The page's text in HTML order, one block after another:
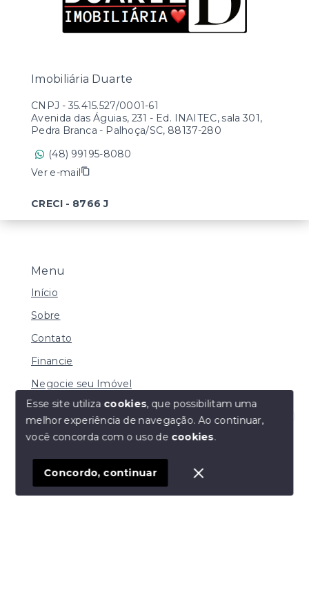
Olá! Estamos disponíveis para te ajudar.
Menu
Início
Sobre
Contato
Financie
Negocie seu Imóvel
© Copyright 2026 - Imobiliária Duarte - Todos os
SITE PARA IMOBILIARIA
Imobiliária Duarte
CNPJ - 35.415.527/0001-61
Avenida das Águias, 231 - Ed. INAITEC, sala 301,
Pedra Branca - Palhoça/SC, 88137-280
(48) 99195-8080
Ver e-mail
CRECI - 8766 J
Esse site utiliza cookies, que possibilitam uma
melhor experiência de navegação.Ao continuar,
você concorda com o uso de cookies.
Concordo, continuar